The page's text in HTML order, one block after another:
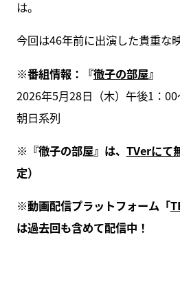
は。
今回は46年前に出演した貴重な
※番組情報：『徹子の部屋』
2026年5月28日（木）午後1：
朝日系列
※『徹子の部屋』は、 TVerにて
定）
※動画配信プラットフォーム「
は過去回も含めて配信中！